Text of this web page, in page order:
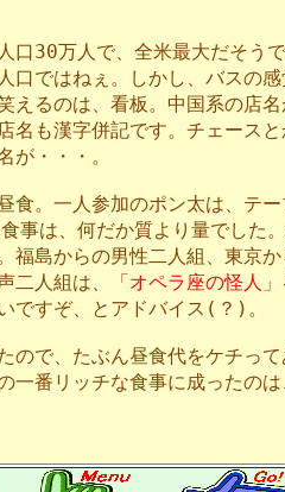
口30万人で、全米最大だそう
口ではねぇ。しかし、バスの
えるのは、看板。中国系の店
名も漢字併記です。チェース
が・・・。
食。一人参加のポン太は、テ
事は、何だか質より量でした
福島からの男性二人組、東京
二人組は、「オペラ座の怪人
ですぞ、とアドバイス(？)。
ので、たぶん昼食代をケチって
一番リッチな食事に成ったの